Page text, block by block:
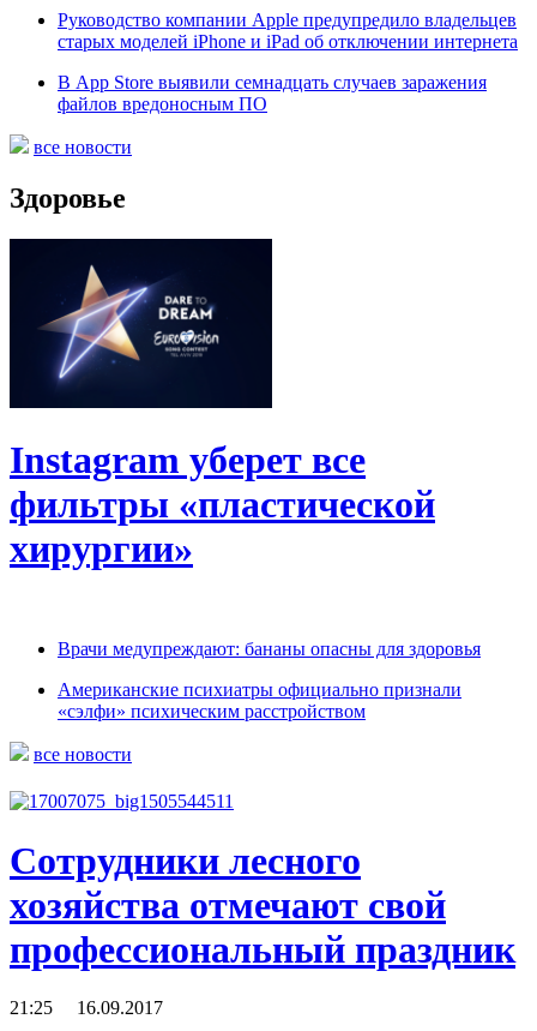
Руководство компании Apple предупредило владельцев
старых моделей iPhone и iPad об отключении интернета
В App Store выявили семнадцать случаев заражения
файлов вредоносным ПО
все новости
Здоровье
Instagram уберет все
фильтры «пластической
хирургии»
Врачи медупреждают: бананы опасны для здоровья
Американские психиатры официально признали
«сэлфи» психическим расстройством
все новости
Сотрудники лесного
хозяйства отмечают свой
профессиональный праздник
21:25 16.09.2017